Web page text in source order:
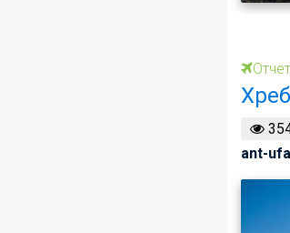
Отчет
ant-